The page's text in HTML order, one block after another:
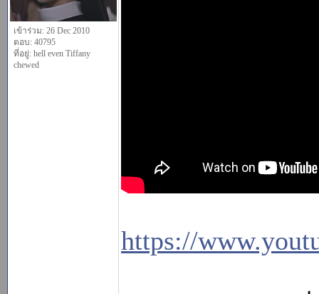
เข้าร่วม: 26 Dec 2010
ตอบ: 40795
ที่อยู่: hell even Tiffany
chewed
https://